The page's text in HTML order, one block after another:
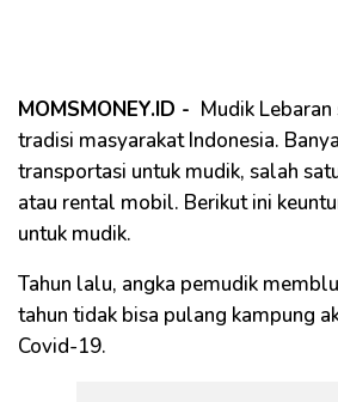
MOMSMONEY.ID - Mudik
tradisi masyarakat Indonesia.
transportasi untuk mudik, salah
atau rental mobil. Berikut ini
untuk mudik.
Tahun lalu, angka pemudik
tahun tidak bisa pulang kampung
Covid-19.